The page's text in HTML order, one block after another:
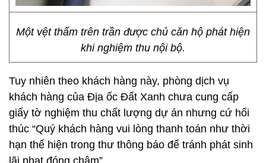
Một vệt thấm trên trần được chủ căn hộ phát hiện
khi nghiệm thu nội bộ.
Tuy nhiên theo khách hàng này, phòng dịch vụ
khách hàng của Địa ốc Đất Xanh chưa cung cấp
giấy tờ nghiệm thu chất lượng dự án nhưng cứ hối
thúc “Quý khách hàng vui lòng thanh toán như thời
hạn thể hiện trong thư thông báo để tránh phát sinh
lãi phạt đóng chậm”.